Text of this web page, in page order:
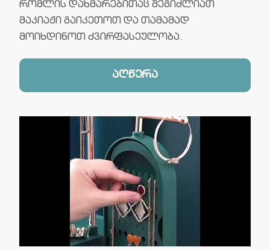
რომლის დახმარებითაც შეგიძლიათ
მაკიაჟი გაიკეთოთ და თამამად
მოიხდინოთ ძვირფასეულობა.
აღწერა